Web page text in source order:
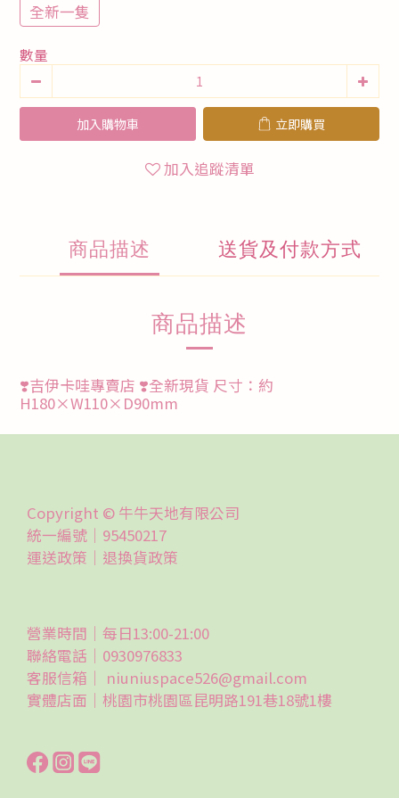
全新一隻
數量
加入購物車 立即購買
加入追蹤清單
商品描述 送貨及付款方式
商品描述
❣️吉伊卡哇專賣店 ❣️全新現貨 尺寸：約
H180×W110×D90mm
Copyright © 牛牛天地有限公司
統一編號｜95450217
運送政策｜ 退換貨政策
營業時間｜每日13:00-21:00
聯絡電話｜0930976833
客服信箱｜ niuniuspace526@gmail.com
實體店面｜桃園市桃園區昆明路191巷18號1樓